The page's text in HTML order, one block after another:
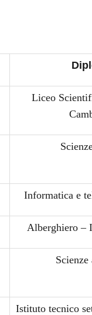
Liceo
Informatica e
Alberghiero –
Istituto tecnico